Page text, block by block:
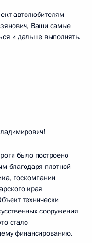
автолюбителям
Ваши самые
и дальше выполнять.
было построено
благодаря плотной
госкомпании
края
технически
сооружения.
стало
финансированию.